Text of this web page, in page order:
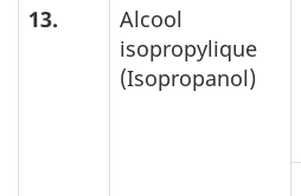
13.
Alcool
isopropylique
(Isopropanol)